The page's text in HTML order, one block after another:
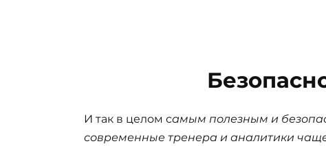
И так в целом самым полезным и
современные тренера и аналитики